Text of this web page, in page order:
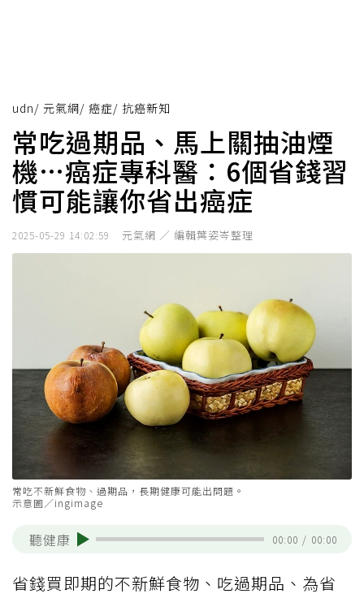
udn/ 元氣網/ 癌症/ 抗癌新知
常吃過期品、馬上關抽油煙
機…癌症專科醫：6個省錢習
慣可能讓你省出癌症
2025-05-29 14:02:59 元氣網 ／ 編輯葉姿岑整理
常吃不新鮮食物、過期品，長期健康可能出問題。
示意圖／ingimage
聽健康 00:00 / 00:00
省錢買即期的不新鮮食物、吃過期品、為省